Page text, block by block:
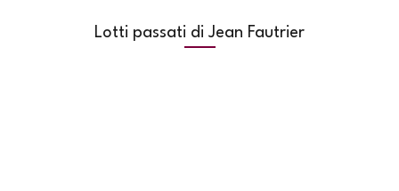
Lotti passati di Jean Fautrier